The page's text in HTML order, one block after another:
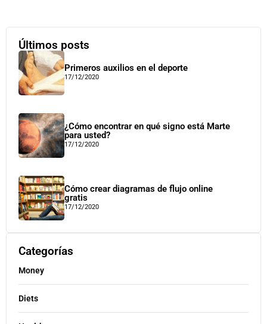
Últimos posts
Primeros auxilios en el deporte
17/12/2020
¿Cómo encontrar en qué signo está Marte
para usted?
17/12/2020
Cómo crear diagramas de flujo online
gratis
17/12/2020
Categorías
Money
Diets